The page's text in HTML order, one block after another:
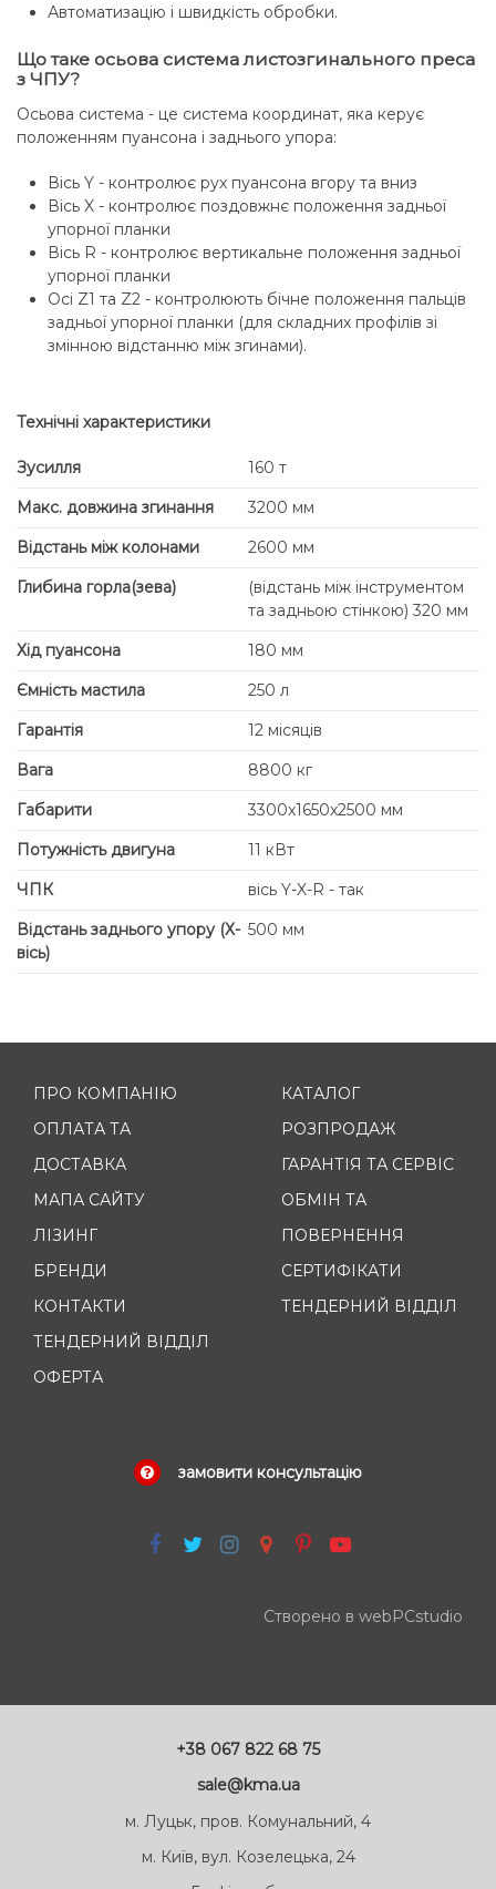
Автоматизацію і швидкість обробки.
Що таке осьова система листозгинального преса
з ЧПУ?
Осьова система - це система координат, яка керує
положенням пуансона і заднього упора:
Вісь Y - контролює рух пуансона вгору та вниз
Вісь X - контролює поздовжнє положення задньої
упорної планки
Вісь R - контролює вертикальне положення задньої
упорної планки
Осі Z1 та Z2 - контролюють бічне положення пальців
задньої упорної планки (для складних профілів зі
змінною відстанню між згинами).
Технічні характеристики
Зусилля
160 т
Макс. довжина згинання
3200 мм
Відстань між колонами
2600 мм
Глибина горла(зева)
(відстань між інструментом
та задньою стінкою) 320 мм
Хід пуансона
180 мм
Ємність мастила
250 л
Гарантія
12 місяців
Вага
8800 кг
Габарити
3300x1650x2500 мм
Потужність двигуна
11 кВт
ЧПК
вісь Y-X-R - так
Відстань заднього упору (Х-
вісь)
500 мм
ПРО КОМПАНІЮ
ОПЛАТА ТА
ДОСТАВКА
МАПА САЙТУ
ЛІЗИНГ
БРЕНДИ
КОНТАКТИ
ТЕНДЕРНИЙ ВІДДІЛ
ОФЕРТА
КАТАЛОГ
РОЗПРОДАЖ
ГАРАНТІЯ ТА СЕРВІС
ОБМІН ТА
ПОВЕРНЕННЯ
СЕРТИФІКАТИ
ТЕНДЕРНИЙ ВІДДІЛ
замовити консультацію
Створено в webPCstudio
+38 067 822 68 75
sale@kma.ua
м. Луцьк, пров. Комунальний, 4
м. Київ, вул. Козелецька, 24